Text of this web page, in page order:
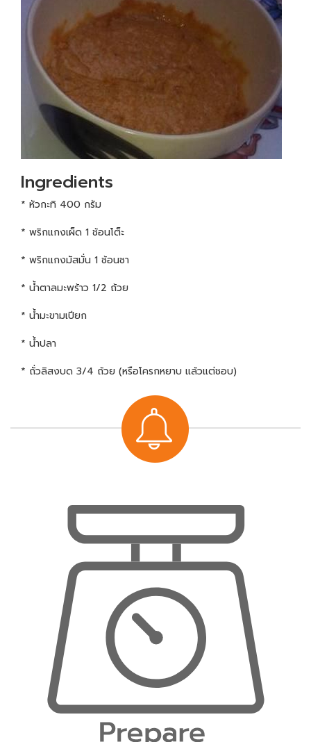
Ingredients
* หัวกะทิ 400 กรัม
* พริกแกงเผ็ด 1 ช้อนโต็ะ
* พริกแกงมัสมั่น 1 ช้อนชา
* น้ำตาลมะพร้าว 1/2 ถ้วย
* น้ำมะขามเปียก
* น้ำปลา
* ถั่วลิสงบด 3/4 ถ้วย (หรือโครกหยาบ แล้วแต่ชอบ)